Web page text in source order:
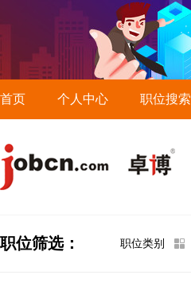
首页 个人中心 职位搜索
职位筛选： 职位类别